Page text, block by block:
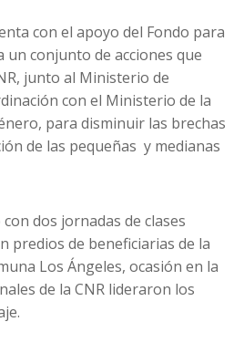
con el apoyo del Fondo para
un conjunto de acciones que
junto al Ministerio de
con el Ministerio de la
para disminuir las brechas
de las pequeñas y medianas
dos jornadas de clases
predios de beneficiarias de la
Los Ángeles, ocasión en la
de la CNR lideraron los